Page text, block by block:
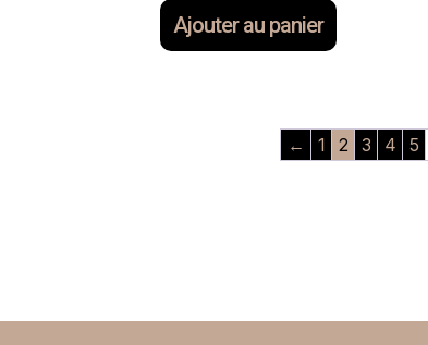
Ajouter au panier
← 1 2 3 4 5